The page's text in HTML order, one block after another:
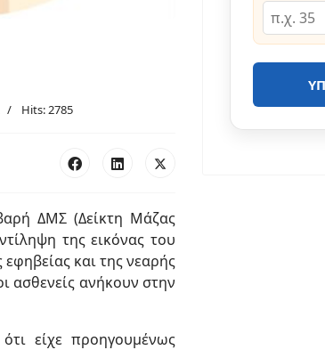
Hits: 2785
ΔΜΣ (Δείκτη Μάζας
της εικόνας του
και της νεαρής
ασθενείς ανήκουν στην
είχε προηγουμένως